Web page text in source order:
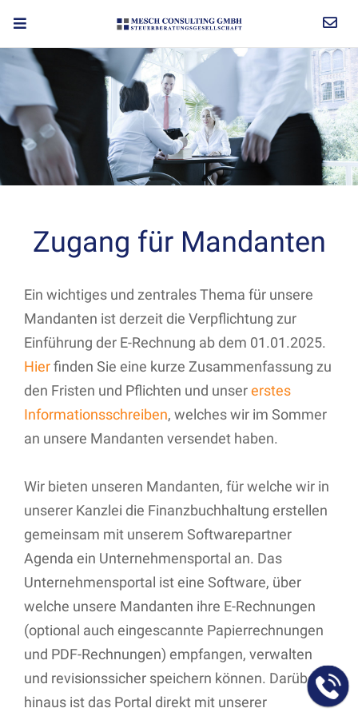
Zugang für Mandanten
Ein wichtiges und zentrales Thema für unsere
Mandanten ist derzeit die Verpflichtung zur
Einführung der E-Rechnung ab dem 01.01.2025.
Hierfinden Sie eine kurze Zusammenfassung zu
den Fristen und Pflichten und unsererstes
Informationsschreiben, welches wir im Sommer
an unsere Mandanten versendet haben.
Wir bieten unseren Mandanten, für welche wir in
unserer Kanzlei die Finanzbuchhaltung erstellen
gemeinsam mit unserem Softwarepartner
Agenda ein Unternehmensportal an. Das
Unternehmensportal ist eine Software, über
welche unsere Mandanten ihre E-Rechnungen
(optional auch eingescannte Papierrechnungen
und PDF-Rechnungen) empfangen, verwalten
und revisionssicher speichern können. Darüber
hinaus ist das Portal direkt mit unserer